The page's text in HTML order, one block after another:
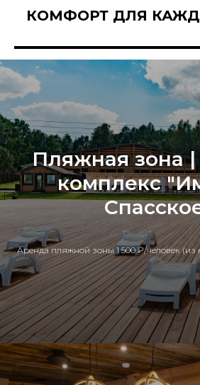
КОМФОРТ ДЛЯ
Пляжная зона
комплекс
Аренда пляжной зоны 1 500 ₽/человек (из